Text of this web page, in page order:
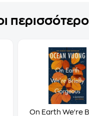
On Earth We're